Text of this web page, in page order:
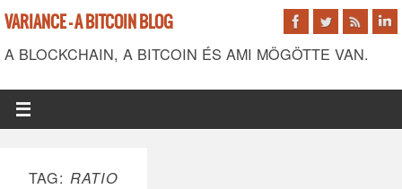
VARIANCE - A BITCOIN BLOG
A BLOCKCHAIN, A BITCOIN ÉS AMI MÖGÖTTE VAN.
TAG: RATIO